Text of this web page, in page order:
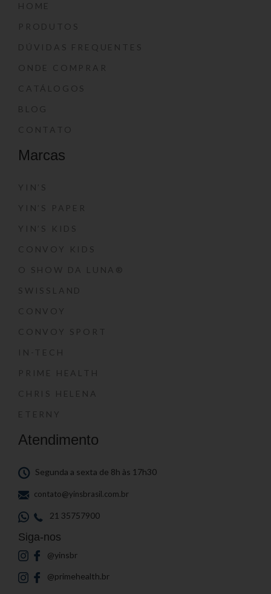
HOME
PRODUTOS
DÚVIDAS FREQUENTES
ONDE COMPRAR
CATÁLOGOS
BLOG
CONTATO
Marcas
YIN’S
YIN’S PAPER
YIN’S KIDS
CONVOY KIDS
O SHOW DA LUNA®
SWISSLAND
CONVOY
CONVOY SPORT
IN-TECH
PRIME HEALTH
CHRIS HELENA
ETERNY
Atendimento
Segunda a sexta de 8h às 17h30
contato@yinsbrasil.com.br
21 35757900
Siga-nos
@yinsbr
@primehealth.br